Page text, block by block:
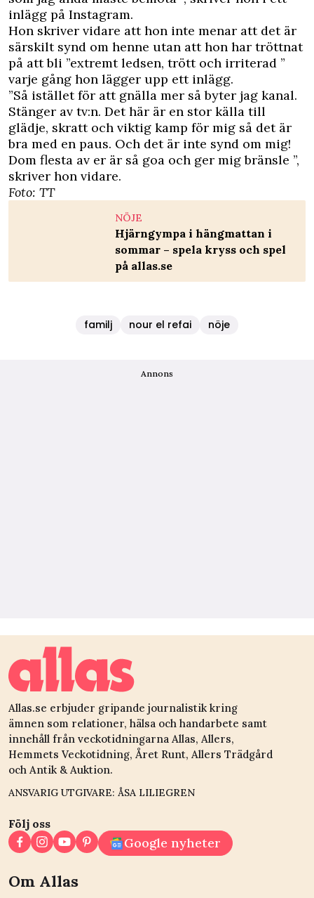
inlägg på Instagram.
Hon skriver vidare att hon inte menar att det är
särskilt synd om henne utan att hon har tröttnat
på att bli ”extremt ledsen, trött och irriterad ”
varje gång hon lägger upp ett inlägg.
”Så istället för att gnälla mer så byter jag kanal.
Stänger av tv:n. Det här är en stor källa till
glädje, skratt och viktig kamp för mig så det är
bra med en paus. Och det är inte synd om mig!
Dom flesta av er är så goa och ger mig bränsle ”,
skriver hon vidare.
Foto: TT
NÖJE
Hjärngympa i hängmattan i
sommar – spela kryss och spel
på allas.se
familj nour el refai nöje
Annons
Allas.se erbjuder gripande journalistik kring
ämnen som relationer, hälsa och handarbete samt
innehåll från veckotidningarna Allas, Allers,
Hemmets Veckotidning, Året Runt, Allers Trädgård
och Antik & Auktion.
ANSVARIG UTGIVARE: ÅSA LILIEGREN
Följ oss
Google nyheter
Om Allas